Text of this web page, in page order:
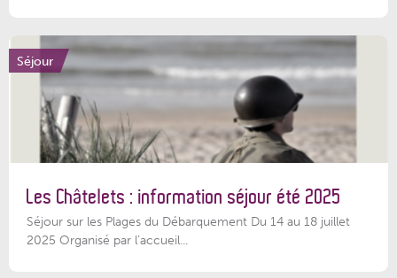
Séjour
Les Châtelets : information séjour été 2025
Séjour sur les Plages du Débarquement Du 14 au 18 juillet
2025 Organisé par l’accueil...